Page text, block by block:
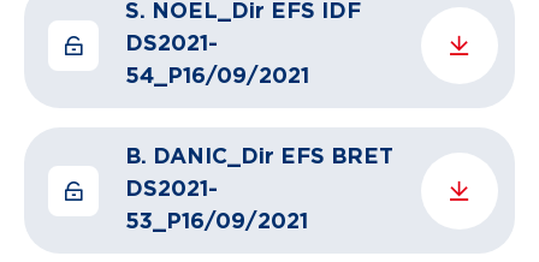
S. NOEL_Dir EFS IDF
DS2021-
54_P16/09/2021
B. DANIC_Dir EFS BRET
DS2021-
53_P16/09/2021